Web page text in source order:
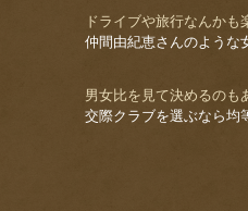
ドライブや旅行なんかも
仲間由紀恵さんのような
男女比を見て決めるのも
交際クラブを選ぶなら均